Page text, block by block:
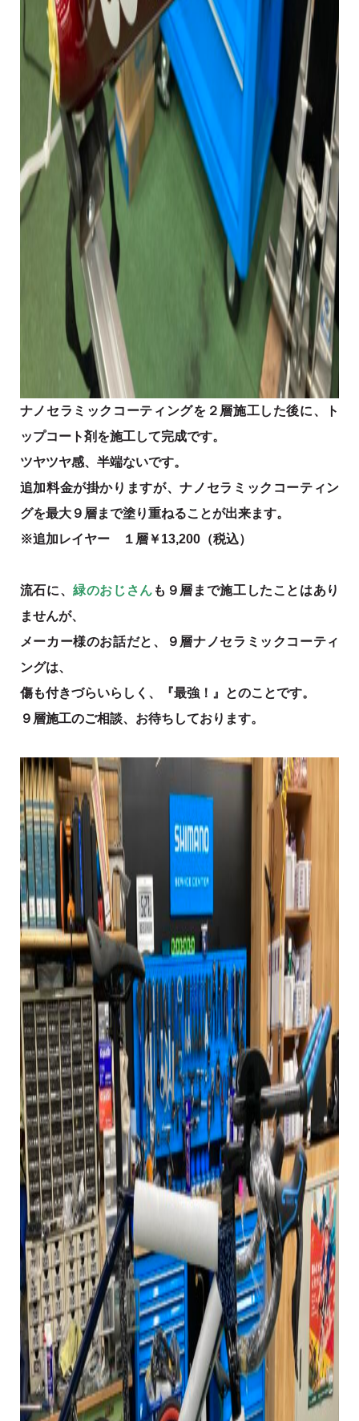
ナノセラミックコーティングを２層施工した後に、ト
ップコート剤を施工して完成です。
ツヤツヤ感、半端ないです。
追加料金が掛かりますが、ナノセラミックコーティン
グを最大９層まで塗り重ねることが出来ます。
※追加レイヤー １層￥13,200（税込）
流石に、緑のおじさん も９層まで施工したことはあり
ませんが、
メーカー様のお話だと、９層ナノセラミックコーティ
ングは、
傷も付きづらいらしく、『最強！』とのことです。
９層施工のご相談、お待ちしております。